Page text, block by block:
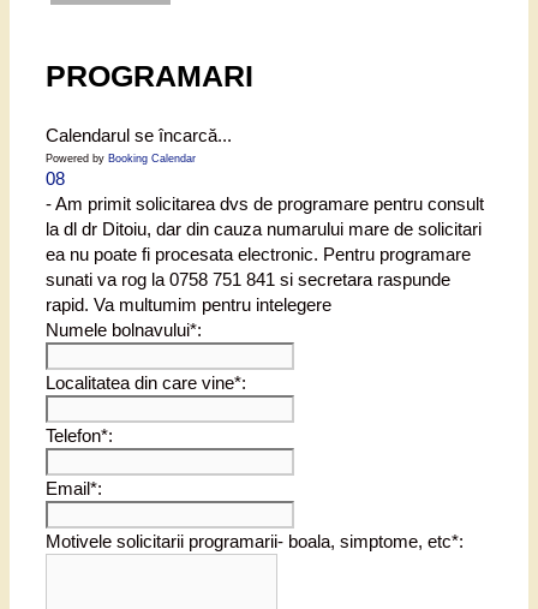
PROGRAMARI
Calendarul se încarcă...
Powered by Booking Calendar
08
- Am primit solicitarea dvs de programare pentru consult
la dl dr Ditoiu, dar din cauza numarului mare de solicitari
ea nu poate fi procesata electronic. Pentru programare
sunati va rog la 0758 751 841 si secretara raspunde
rapid. Va multumim pentru intelegere
Numele bolnavului*:
Localitatea din care vine*:
Telefon*:
Email*:
Motivele solicitarii programarii- boala, simptome, etc*: